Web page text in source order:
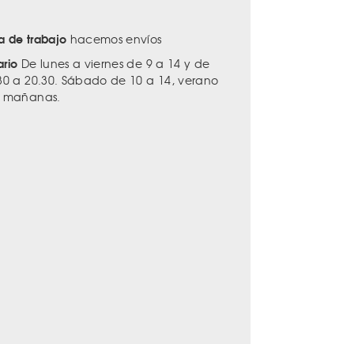
de trabajo hacemos envíos
De lunes a viernes de 9 a 14 y de
a 20.30. Sábado de 10 a 14, verano
mañanas.